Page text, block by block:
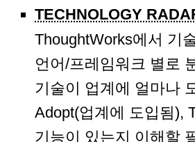
TECHNOLOGY
ThoughtWorks에서 기
언어/프레임워크 별로
기술이 업계에 얼마나
Adopt(업계에 도입됨),
기능이 있는지 이해할